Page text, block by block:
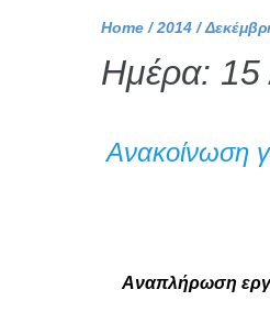
Home /2014 /
Ημέρα: 15
Ανακοίνωση
Αναπλήρωση